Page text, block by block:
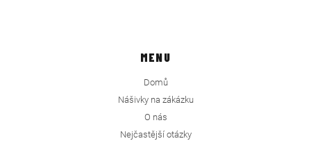
MENU
Domů
Nášivky na zákázku
O nás
Nejčastější otázky